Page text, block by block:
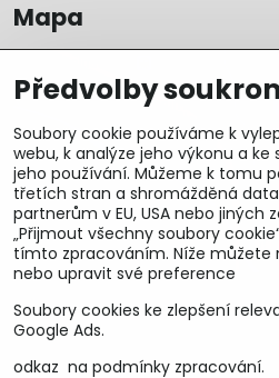
Mapa
U&M parts s.r.o.
U Zastávky 150, Horní Staré Město
Předvolby
Soubory cookie používáme k
webu, k analýze jeho výkonu a
jeho používání. Můžeme k tomu
třetích stran a shromážděná
partnerům v EU, USA nebo jiných
„Přijmout všechny soubory
tímto zpracováním. Níže
nebo upravit své preference
Soubory cookies ke zlepšení
Google Ads.
odkaz na podmínky zpracování.